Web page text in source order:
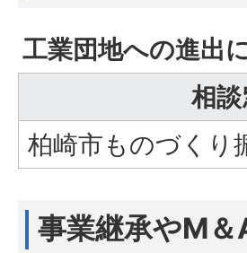
工業団地への進出
相談
柏崎市ものづくり
事業継承やM